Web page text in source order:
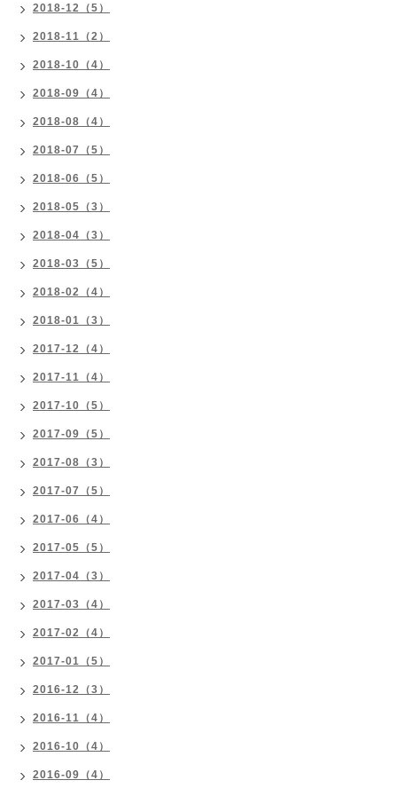
2018-12（5）
2018-11（2）
2018-10（4）
2018-09（4）
2018-08（4）
2018-07（5）
2018-06（5）
2018-05（3）
2018-04（3）
2018-03（5）
2018-02（4）
2018-01（3）
2017-12（4）
2017-11（4）
2017-10（5）
2017-09（5）
2017-08（3）
2017-07（5）
2017-06（4）
2017-05（5）
2017-04（3）
2017-03（4）
2017-02（4）
2017-01（5）
2016-12（3）
2016-11（4）
2016-10（4）
2016-09（4）